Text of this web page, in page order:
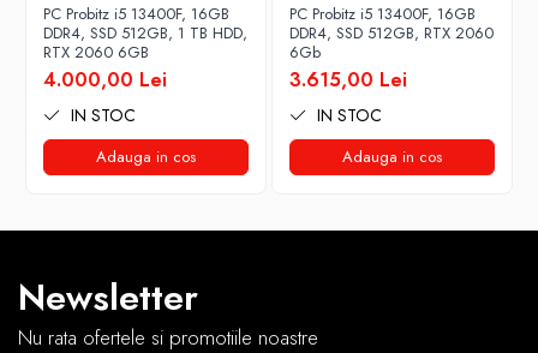
PC Probitz i5 13400F, 16GB
DDR4, SSD 512GB, 1 TB HDD,
RTX 2060 6GB
4.000,00 Lei
IN STOC
Adauga in cos
PC Probitz i5 13400F, 16GB
DDR4, SSD 512GB, RTX 2060
6Gb
3.615,00 Lei
IN STOC
Adauga in cos
Newsletter
Nu rata ofertele si promotiile noastre